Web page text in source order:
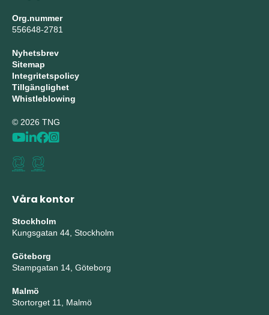
Org.nummer
556648-2781
Nyhetsbrev
Sitemap
Integritetspolicy
Tillgänglighet
Whistleblowing
© 2026 TNG
Våra kontor
Stockholm
Kungsgatan 44, Stockholm
Göteborg
Stampgatan 14, Göteborg
Malmö
Stortorget 11, Malmö